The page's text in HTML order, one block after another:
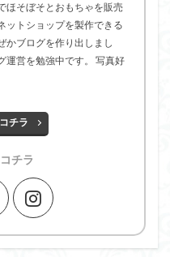
ほそぼそとおもちゃを販売
ットショップを製作できる
かブログを作り出しまし
運営を勉強中です。 写真好
チラ
チラ